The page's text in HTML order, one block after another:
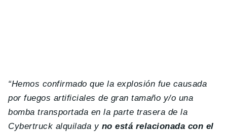
“Hemos confirmado que la explosión fue causada
por fuegos artificiales de gran tamaño y/o una
bomba transportada en la parte trasera de la
Cybertruck alquilada y no está relacionada con el